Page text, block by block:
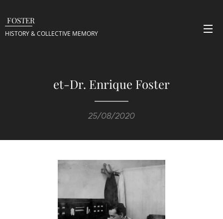
FOSTER
HISTORY & COLLECTIVE MEMORY
et-Dr. Enrique Foster
25/08/2020